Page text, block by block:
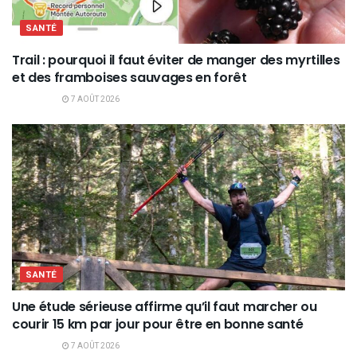
SANTÉ
Trail : pourquoi il faut éviter de manger des myrtilles
et des framboises sauvages en forêt
7 AOÛT 2026
SANTÉ
Une étude sérieuse affirme qu’il faut marcher ou
courir 15 km par jour pour être en bonne santé
7 AOÛT 2026